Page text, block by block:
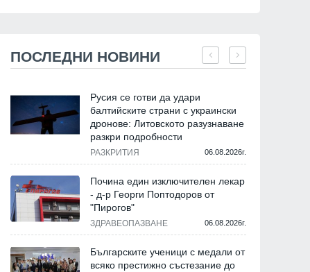
ПОСЛЕДНИ НОВИНИ
Русия се готви да удари
балтийските страни с украински
дронове: Литовското разузнаване
разкри подробности
РАЗКРИТИЯ 06.08.2026г.
Почина един изключителен лекар
- д-р Георги Поптодоров от
"Пирогов"
ЗДРАВЕОПАЗВАНЕ 06.08.2026г.
Българските ученици с медали от
всяко престижно състезание до